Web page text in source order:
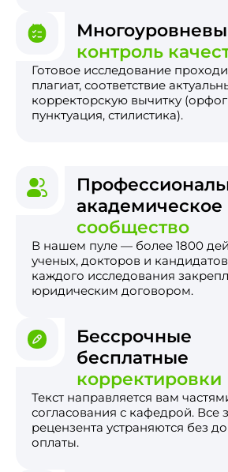
контроль
Готовое исследование
плагиат, соответствие
корректорскую вычитку
пунктуация, стилистика).
академическое
сообщество
В нашем пуле — более 1800
ученых, докторов и
каждого исследования
юридическим договором.
Бессрочные
бесплатные
корректировки
Текст направляется вам
согласования с кафедрой. Все
рецензента устраняются без
оплаты.